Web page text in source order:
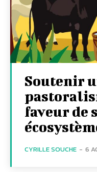
Soutenir
faveur de
CYRILLE SOUCHE - 6